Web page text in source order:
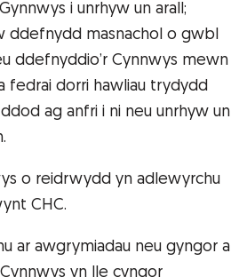
i unrhyw un arall;
ddefnydd masnachol o gwbl
ddefnyddio’r Cynnwys mewn
fedrai dorri hawliau trydydd
ag anfri i ni neu unrhyw un
o reidrwydd yn adlewyrchu
CHC.
ar awgrymiadau neu gyngor a
yn lle cyngor